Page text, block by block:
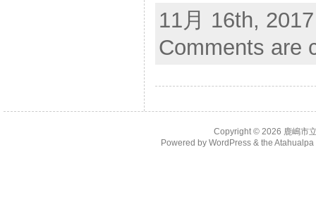
11月 16th,
Comments are
Copyright © 2026 鹿嶋市
Powered by WordPress& the Atahualpa